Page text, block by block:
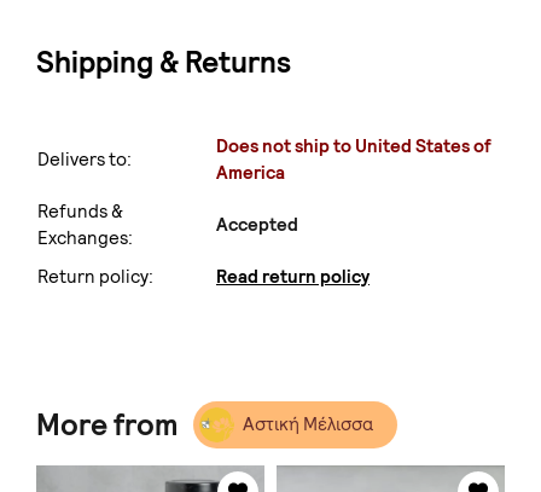
Shipping & Returns
Delivers to:
Does not ship to United States of
America
Refunds &
Exchanges:
Accepted
Return policy: Read return policy
More from Αστική Μέλισσα